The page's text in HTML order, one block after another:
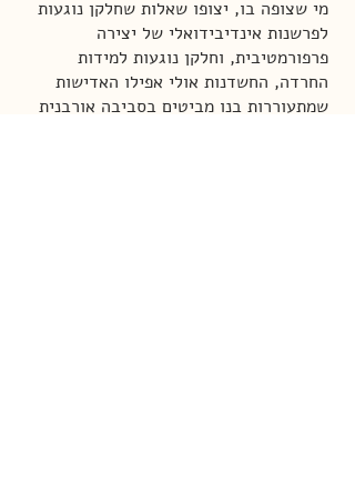
מי שצופה בו, יצופו שאלות שחלקן נוגעות
לפרשנות אינדיבידואלי של יצירה
פרפורמטיבית, וחלקן נוגעות למידות
החרדה, החשדנות אולי אפילו האדישות
שמתעוררות בנו מביטים בסביבה אורבנית